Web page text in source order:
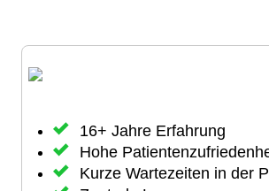
16+ Jahre Erfahrung
Hohe
Kurze Wartezeiten in der